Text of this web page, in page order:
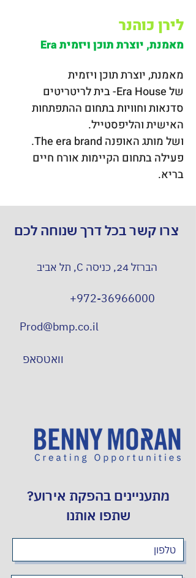
לירן כוהנר
מאמנת, יוצרת תוכן ויזמית Era
מאמנת, יוצרת תוכן ויזמית
של Era House- בית לריטריטים
סדנאות וחוויות בתחום ההתפתחות
האישית והליפסטייל.
ושל מותג האופנה The era brand.
פעילה בתחום הקיימות אורח חיים
בריא.
צרו קשר בכל דרך שנוחה לכם
הברזל 24, כניסה C, תל אביב
+972-36966000
Prod@bmp.co.il
וואטסאפ
מתעניינים בהפקת אירוע?
שתפו אותנו